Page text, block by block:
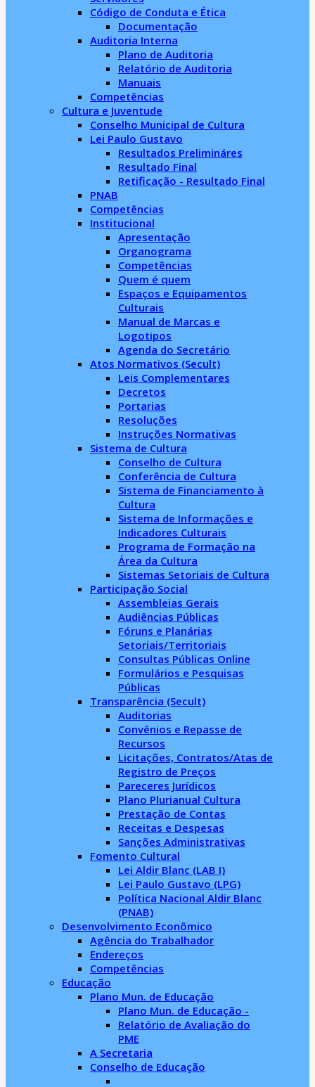
Código de Conduta e Ética
Documentação
Auditoria Interna
Plano de Auditoria
Relatório de Auditoria
Manuais
Competências
Cultura e Juventude
Conselho Municipal de Cultura
Lei Paulo Gustavo
Resultados Prelimináres
Resultado Final
Retificação - Resultado Final
PNAB
Competências
Institucional
Apresentação
Organograma
Competências
Quem é quem
Espaços e Equipamentos
Culturais
Manual de Marcas e
Logotipos
Agenda do Secretário
Atos Normativos (Secult)
Leis Complementares
Decretos
Portarias
Resoluções
Instruções Normativas
Sistema de Cultura
Conselho de Cultura
Conferência de Cultura
Sistema de Financiamento à
Cultura
Sistema de Informações e
Indicadores Culturais
Programa de Formação na
Área da Cultura
Sistemas Setoriais de Cultura
Participação Social
Assembleias Gerais
Audiências Públicas
Fóruns e Planárias
Setoriais/Territoriais
Consultas Públicas Online
Formulários e Pesquisas
Públicas
Transparência (Secult)
Auditorias
Convênios e Repasse de
Recursos
Licitações, Contratos/Atas de
Registro de Preços
Pareceres Jurídicos
Plano Plurianual Cultura
Prestação de Contas
Receitas e Despesas
Sanções Administrativas
Fomento Cultural
Lei Aldir Blanc (LAB I)
Lei Paulo Gustavo (LPG)
Política Nacional Aldir Blanc
(PNAB)
Desenvolvimento Econômico
Agência do Trabalhador
Endereços
Competências
Educação
Plano Mun. de Educação
Plano Mun. de Educação -
Relatório de Avaliação do
PME
A Secretaria
Conselho de Educação